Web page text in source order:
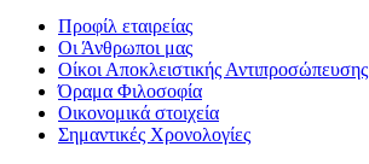
Προφίλ εταιρείας
Οι Άνθρωποι μας
Οίκοι Αποκλειστικής Αντιπροσώπευσης
Όραμα Φιλοσοφία
Οικονομικά στοιχεία
Σημαντικές Χρονολογίες